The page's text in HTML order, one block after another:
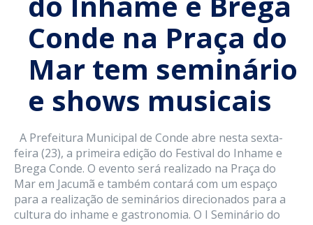
Conde na Praça do
Mar tem seminário
e shows musicais
A Prefeitura Municipal de Conde abre nesta sexta-
feira (23), a primeira edição do Festival do Inhame e
Brega Conde. O evento será realizado na Praça do
Mar em Jacumã e também contará com um espaço
para a realização de seminários direcionados para a
cultura do inhame e gastronomia. O I Seminário do